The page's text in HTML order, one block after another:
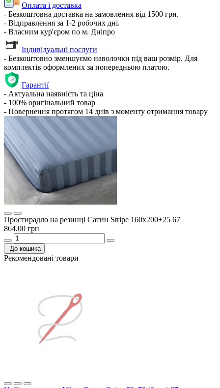
Оплата і доставка
- Безкоштовна доставка на замовлення від 1500 грн.
- Відправлення за 1-2 робочих дні.
- Власним кур'єром по м. Дніпро
Індивідуальні послуги
- Безкоштовно зменшуємо наволочки під ваш розмір. Для
комплектів оформлених за попередньою платою.
Гарантії
- Актуальна наявність та ціна
- 100% оригінальний товар
- Повернення протягом 14 днів з моменту отримання товару
Простирадло на резинці Сатин Stripe 160х200+25 67
864.00 грн
До кошика
Рекомендовані товари